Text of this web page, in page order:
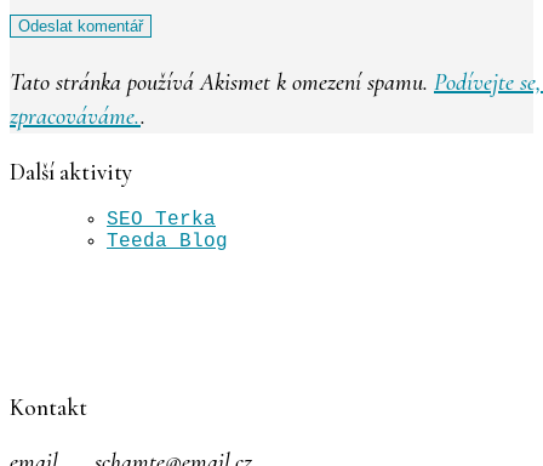
Tato stránka používá Akismet k omezení spamu. Podívejte
zpracováváme..
Další aktivity
SEO Terka
Teeda Blog
Kontakt